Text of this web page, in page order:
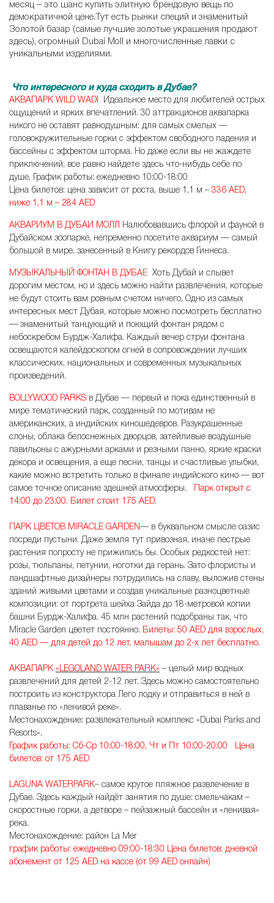
месяц – это шанс купить элитную брендовую вещь по
демократичной цене.Тут есть рынки специй и знаменитый
Золотой базар (самые лучшие золотые украшения продают
здесь), огромный Dubai Moll и многочисленные лавки с
уникальными изделиями.
Что интересного и куда сходить в Дубае?
АКВАПАРК WILD WADI
Идеальное место для любителей острых
ощущений и ярких впечатлений. 30 аттракционов аквапарка
никого не оставят равнодушным: для самых смелых —
головокружительные горки с эффектом свободного падения и
бассейны с эффектом шторма. Но даже если вы не жаждете
приключений, все равно найдете здесь что-нибудь себе по
душе. График работы: ежедневно 10:00-18:00
Цена билетов: цена зависит от роста, выше 1,1 м – 336 AED,
ниже 1,1 м – 284 AED
АКВАРИУМ В ДУБАИ МОЛЛ
Налюбовавшись флорой и фауной в
Дубайском зоопарке, непременно посетите аквариум — самый
большой в мире, занесенный в Книгу рекордов Гиннеса.
МУЗЫКАЛЬНЫЙ ФОНТАН В ДУБАЕ
Хоть Дубай и слывет
дорогим местом, но и здесь можно найти развлечения, которые
не будут стоить вам ровным счетом ничего. Одно из самых
интересных мест Дубая, которые можно посмотреть бесплатно
— знаменитый танцующий и поющий фонтан рядом с
небоскребом Бурдж-Халифа. Каждый вечер струи фонтана
освещаются калейдоскопом огней в сопровождении лучших
классических, национальных и современных музыкальных
произведений.
BOLLYWOOD PARKS в Дубае — первый и пока единственный в
мире тематический парк, созданный по мотивам не
американских, а индийских киношедевров. Разукрашенные
слоны, облака белоснежных дворцов, затейливые воздушные
павильоны с ажурными арками и резными панно, яркие краски
декора и освещения, а еще песни, танцы и счастливые улыбки,
какие можно встретить только в финале индийского кино — вот
самое точное описание здешней атмосферы.
Парк открыт с
14:00 до 23:00. Билет стоит 175 AED.
ПАРК ЦВЕТОВ MIRACLE GARDEN— в буквальном смысле оазис
посреди пустыни. Даже земля тут привозная, иначе пестрые
растения попросту не прижились бы. Особых редкостей нет:
розы, тюльпаны, петунии, ноготки да герань. Зато флористы и
ландшафтные дизайнеры потрудились на славу, выложив стены
зданий живыми цветами и создав уникальные разноцветные
композиции: от портрета шейха Зайда до 18-метровой копии
башни Бурдж-Халифа. 45 млн растений подобраны так, что
Miracle Garden цветет постоянно. Билеты: 50 AED для взрослых,
40 AED — для детей до 12 лет, малышам до 2-х лет бесплатно.
АКВАПАРК «LEGOLAND WATER PARK» – целый мир водных
развлечений для детей 2-12 лет. Здесь можно самостоятельно
построить из конструктора Лего лодку и отправиться в ней в
плаванье по «ленивой реке».
Местонахождение: развлекательный комплекс «Dubai Parks and
Resorts».
График работы: Сб-Ср 10:00-18:00, Чт и Пт 10:00-20:00 Цена
билетов: от 175 AED
LAGUNA WATERPARK– самое крутое пляжное развлечение в
Дубае. Здесь каждый найдёт занятия по душе: смельчакам –
скоростные горки, а детворе – пейзажный бассейн и «ленивая»
река.
Местонахождение: район La Mer
график работы: ежедневно 09:00-18:30 Цена билетов: дневной
абонемент от 125 AED на кассе (от 99 AED онлайн)